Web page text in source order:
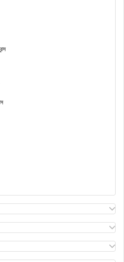
জন্য সুপার টপ-আপ হেলথ
প্রাইসেস
আন্ডাররাইটিং এর মধ্যে
সাহায্যে হেলথ
ভারতে কোভিড-19
পলিসি
জন্য হেলথ ইনস্যুরেন্স